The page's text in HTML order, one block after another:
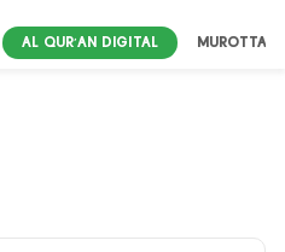
AL QUR'AN DIGITAL MUROTTAL